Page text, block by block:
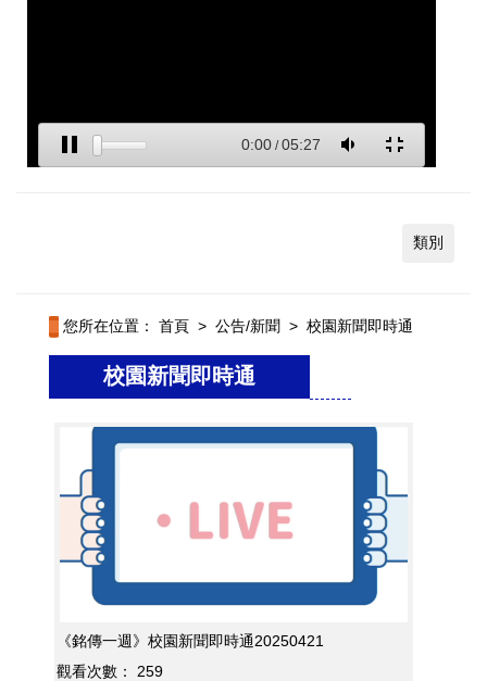
類別
您所在位置： 首頁 > 公告/新聞 > 校園新聞即時通
校園新聞即時通
《銘傳一週》校園新聞即時通20250421
觀看次數：
259